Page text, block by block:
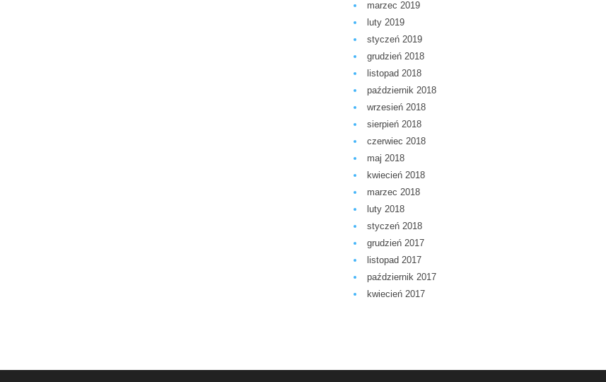
marzec 2019
luty 2019
styczeń 2019
grudzień 2018
listopad 2018
październik 2018
wrzesień 2018
sierpień 2018
czerwiec 2018
maj 2018
kwiecień 2018
marzec 2018
luty 2018
styczeń 2018
grudzień 2017
listopad 2017
październik 2017
kwiecień 2017